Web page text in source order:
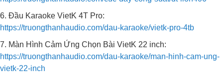
6. Đầu Karaoke VietK 4T Pro:
https://truongthanhaudio.com/dau-karaoke/vietk-pro-4tb
7. Màn Hình Cảm Ứng Chọn Bài VietK 22 inch:
https://truongthanhaudio.com/dau-karaoke/man-hinh-cam-ung-
vietk-22-inch